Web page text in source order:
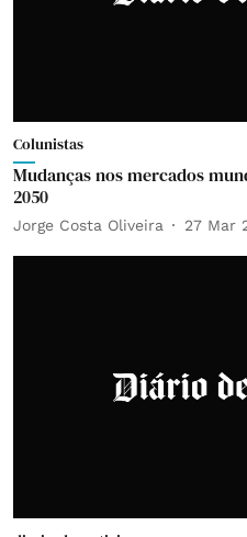
Colunistas
Mudanças nos mercados
2050
Jorge Costa Oliveira 27 Mar